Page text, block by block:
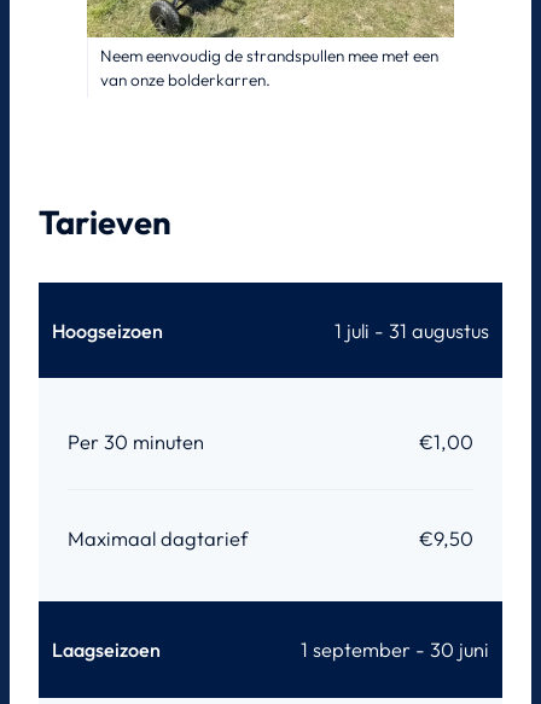
Neem eenvoudig de strandspullen mee met een
van onze bolderkarren.
Tarieven
Hoogseizoen 1 juli - 31 augustus
Per 30 minuten €1,00
Maximaal dagtarief €9,50
Laagseizoen 1 september - 30 juni